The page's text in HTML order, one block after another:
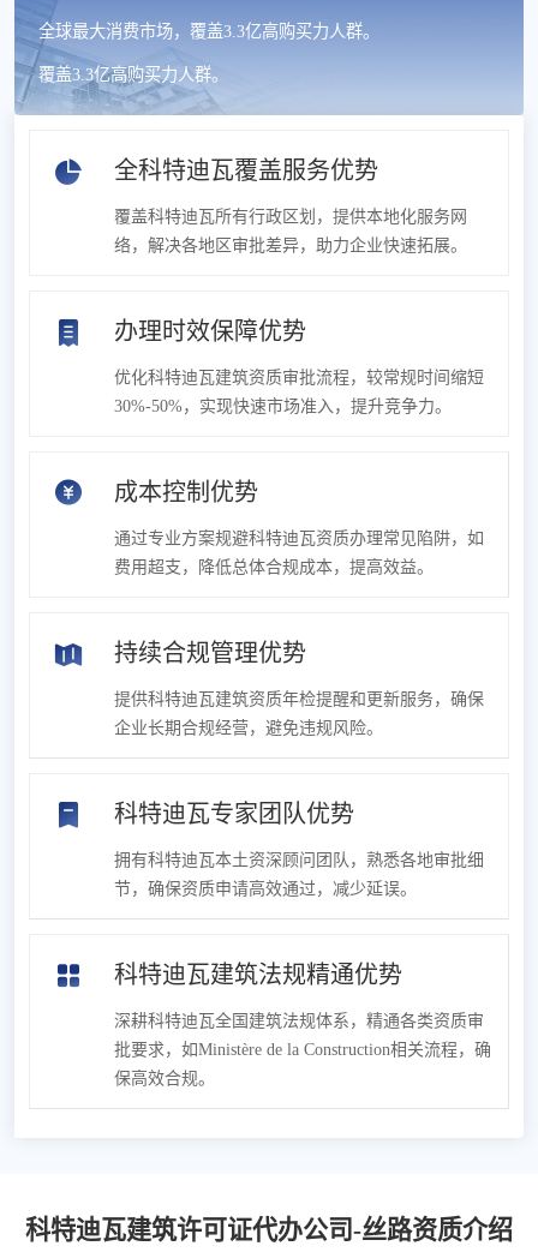
全球最大消费市场，覆盖3.3亿高购买力人群。
覆盖3.3亿高购买力人群。
全科特迪瓦覆盖服务优势
覆盖科特迪瓦所有行政区划，提供本地化服务网
络，解决各地区审批差异，助力企业快速拓展。
办理时效保障优势
优化科特迪瓦建筑资质审批流程，较常规时间缩短
30%-50%，实现快速市场准入，提升竞争力。
成本控制优势
通过专业方案规避科特迪瓦资质办理常见陷阱，如
费用超支，降低总体合规成本，提高效益。
持续合规管理优势
提供科特迪瓦建筑资质年检提醒和更新服务，确保
企业长期合规经营，避免违规风险。
科特迪瓦专家团队优势
拥有科特迪瓦本土资深顾问团队，熟悉各地审批细
节，确保资质申请高效通过，减少延误。
科特迪瓦建筑法规精通优势
深耕科特迪瓦全国建筑法规体系，精通各类资质审
批要求，如Ministère de la Construction相关流程，确
保高效合规。
科特迪瓦建筑许可证代办公司-丝路资质介绍